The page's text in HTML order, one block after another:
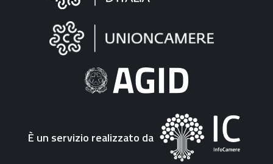
"Fattura
Elettronica"
È un servizio realizzato da